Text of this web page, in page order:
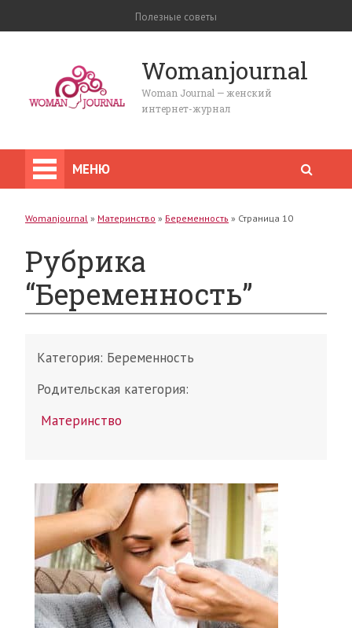
Полезные советы
Womanjournal
Woman Journal — женский
интернет-журнал
МЕНЮ
Womanjournal » Материнство » Беременность » Страница 10
Рубрика
“Беременность”
Категория: Беременность
Родительская категория:
Материнство